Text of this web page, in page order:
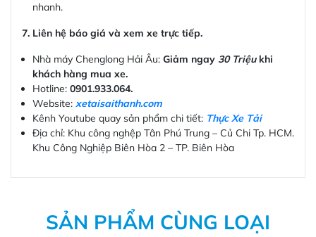
nhanh.
7. Liên hệ báo giá và xem xe trực tiếp.
Nhà máy Chenglong Hải Âu: Giảm ngay 30 Triệu khi
khách hàng mua xe.
Hotline: 0901.933.064.
Website: xetaisaithanh.com
Kênh Youtube quay sản phẩm chi tiết: Thực Xe Tải
Địa chỉ: Khu công nghệp Tân Phú Trung – Củ Chi Tp. HCM.
Khu Công Nghiệp Biên Hòa 2 – TP. Biên Hòa
SẢN PHẨM CÙNG LOẠI